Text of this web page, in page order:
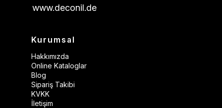
www.deconil.de
Kurumsal
Hakkımızda
Online Kataloglar
Blog
Sipariş Takibi
KVKK
İletişim